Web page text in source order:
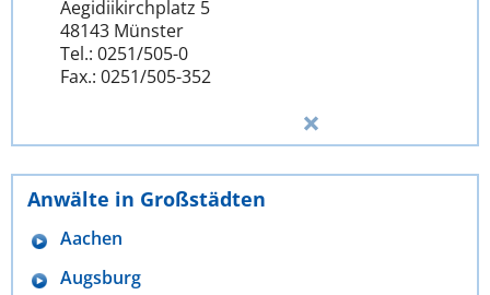
Aegidiikirchplatz 5
48143 Münster
Tel.: 0251/505-0
Fax.: 0251/505-352
Anwälte in Großstädten
Aachen
Augsburg